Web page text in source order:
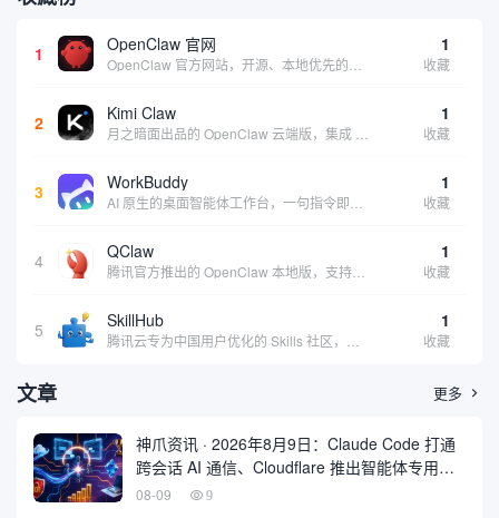
1 OpenClaw 官网 1
收藏
2 Kimi Claw 1
收藏
3 WorkBuddy 1
收藏
4 QClaw 1
收藏
5 SkillHub 1
收藏
文章 更多 
神爪资讯 · 2026年8月9日：Claude Code 打通
跨会话 AI 通信、Cloudflare 推出智能体专用浏
览器 Kitesurf
08-09 9